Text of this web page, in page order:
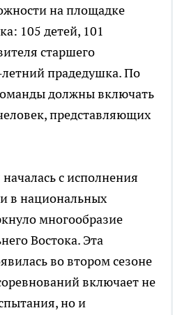
на площадке
105 детей, 101
старшего
прадедушка. По
должны включать
представляющих
с исполнения
в национальных
многообразие
Востока. Эта
во втором сезоне
включает не
но и